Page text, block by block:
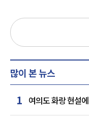
많이 본 뉴스
1 여의도 화랑 현설
거점 확보하나